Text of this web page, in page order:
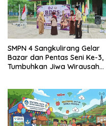
SMPN 4 Sangkulirang Gelar
Bazar dan Pentas Seni Ke-3,
Tumbuhkan Jiwa Wirausaha